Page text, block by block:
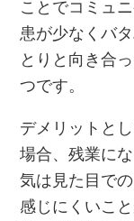
ことでコミュ
患が少なくバ
とりと向き合
つです。
デメリットと
場合、残業に
気は見た目で
感じにくいこ